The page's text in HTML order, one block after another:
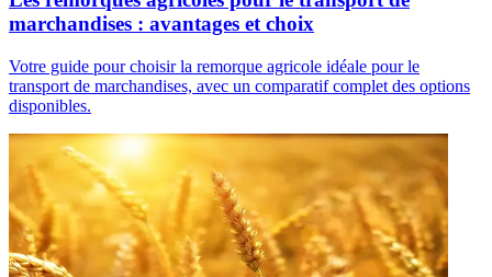
marchandises : avantages et choix
Votre guide pour choisir la remorque agricole idéale pour le
transport de marchandises, avec un comparatif complet des options
disponibles.